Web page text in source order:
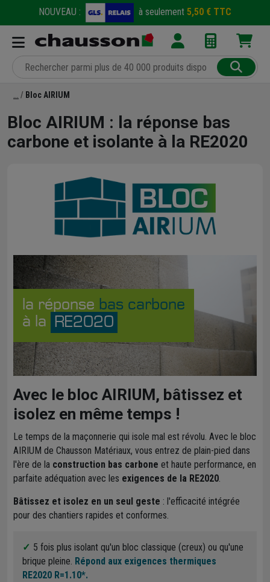
NOUVEAU : à seulement 5,50 € TTC
Bloc AIRIUM
Bloc AIRIUM : la réponse bas
carbone et isolante à la RE2020
la réponse bas carbone
à la RE2020
Avec le bloc AIRIUM, bâtissez et
isolez en même temps !
Le temps de la maçonnerie qui isole mal est révolu. Avec le bloc
AIRIUM de Chausson Matériaux, vous entrez de plain-pied dans
l'ère de la construction bas carbone et haute performance, en
parfaite adéquation avec les exigences de la RE2020.
Bâtissez et isolez en un seul geste : l'efficacité intégrée
pour des chantiers rapides et conformes.
5 fois plus isolant qu'un bloc classique (creux) ou qu'une
brique pleine. Répond aux exigences thermiques
RE2020 R=1.10*.